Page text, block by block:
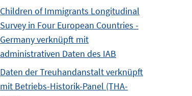
Children of Immigrants Longitudinal
Survey in Four European Countries -
Germany verknüpft mit
administrativen Daten des IAB
Daten der Treuhandanstalt verknüpft
mit Betriebs-Historik-Panel (THA-